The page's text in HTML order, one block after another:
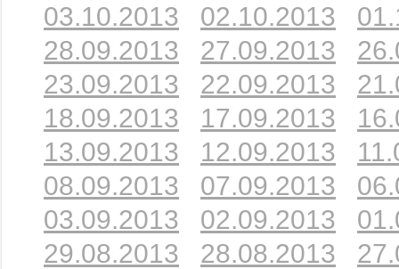
03.10.2013
02.10.2013
28.09.2013
27.09.2013
23.09.2013
22.09.2013
18.09.2013
17.09.2013
13.09.2013
12.09.2013
08.09.2013
07.09.2013
03.09.2013
02.09.2013
29.08.2013
28.08.2013